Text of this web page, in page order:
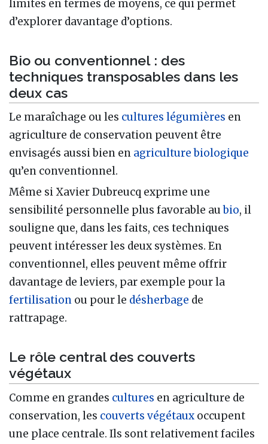
limites en termes de moyens, ce qui permet
d’explorer davantage d’options.
Bio ou conventionnel : des
techniques transposables dans les
deux cas
Le maraîchage ou les cultures légumières en
agriculture de conservation peuvent être
envisagés aussi bien en agriculture biologique
qu’en conventionnel.
Même si Xavier Dubreucq exprime une
sensibilité personnelle plus favorable aubio, il
souligne que, dans les faits, ces techniques
peuvent intéresser les deux systèmes. En
conventionnel, elles peuvent même offrir
davantage de leviers, par exemple pour la
fertilisation ou pour le désherbage de
rattrapage.
Le rôle central des couverts
végétaux
Comme en grandes cultures en agriculture de
conservation, les couverts végétaux occupent
une place centrale. Ils sont relativement faciles